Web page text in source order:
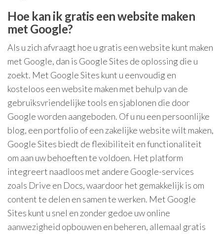
Hoe kan ik gratis een website maken
met Google?
Als u zich afvraagt hoe u gratis een website kunt maken
met Google, dan is Google Sites de oplossing die u
zoekt. Met Google Sites kunt u eenvoudig en
kosteloos een website maken met behulp van de
gebruiksvriendelijke tools en sjablonen die door
Google worden aangeboden. Of u nu een persoonlijke
blog, een portfolio of een zakelijke website wilt maken,
Google Sites biedt de flexibiliteit en functionaliteit
om aan uw behoeften te voldoen. Het platform
integreert naadloos met andere Google-services
zoals Drive en Docs, waardoor het gemakkelijk is om
content te delen en samen te werken. Met Google
Sites kunt u snel en zonder gedoe uw online
aanwezigheid opbouwen en beheren, allemaal gratis